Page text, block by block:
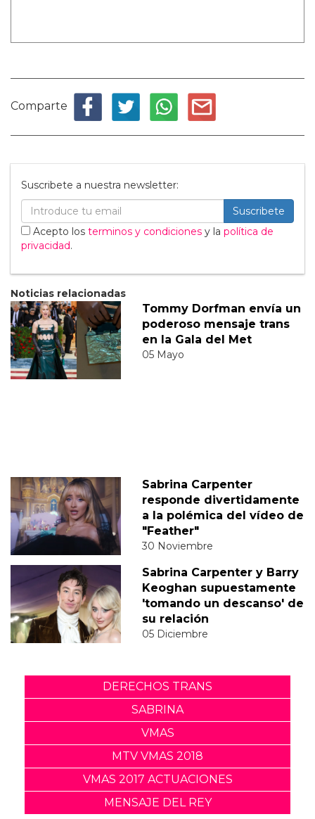
Comparte
Suscribete a nuestra newsletter:
Suscribete
Acepto los terminos y condiciones y la política de
privacidad.
Noticias relacionadas
Tommy Dorfman envía un
poderoso mensaje trans
en la Gala del Met
05 Mayo
Sabrina Carpenter
responde divertidamente
a la polémica del vídeo de
"Feather"
30 Noviembre
Sabrina Carpenter y Barry
Keoghan supuestamente
'tomando un descanso' de
su relación
05 Diciembre
DERECHOS TRANS
SABRINA
VMAS
MTV VMAS 2018
VMAS 2017 ACTUACIONES
MENSAJE DEL REY